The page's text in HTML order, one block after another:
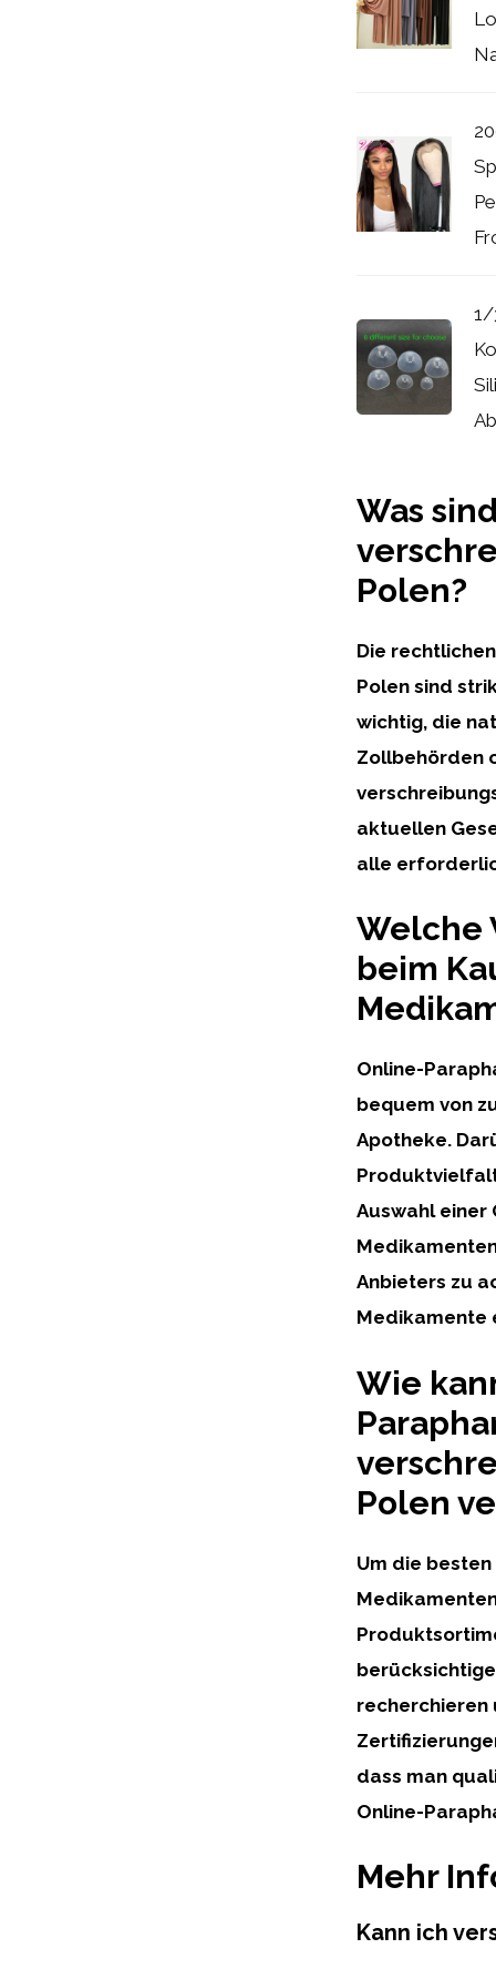
1/
Was
Polen?
Die
Polen sind
wichtig, die
Zollbehörden
aktuellen
alle
Welche
beim
Online-
bequem von
Apotheke.
Auswahl einer
Anbieters zu
Medikamente
Wie
Polen
Um die
recherchieren
dass man
Online-
Mehr
Kann ich